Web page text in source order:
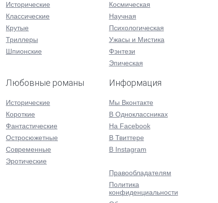
Исторические
Классические
Крутые
Триллеры
Шпионские
Космическая
Научная
Психологическая
Ужасы и Мистика
Фэнтези
Эпическая
Любовные романы
Исторические
Короткие
Фантастические
Остросюжетные
Современные
Эротические
Информация
Мы Вконтакте
В Одноклассниках
На Facebook
В Твиттере
В Instagram
Правообладателям
Политика
конфиденциальности